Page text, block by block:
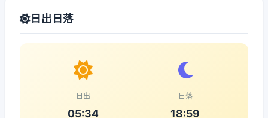
日出日落
日出
05:34
日落
18:59